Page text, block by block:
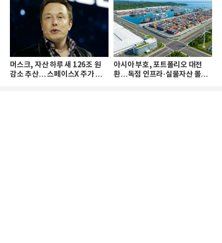
머스크, 자산 하루 새 126조 원
감소 추산… 스페이스X 주가 하
아시아 부호, 포트폴리오 대전
환…독점 인프라·실물자산 몰린